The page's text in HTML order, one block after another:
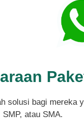
solusi bagi mereka
atau SMA.